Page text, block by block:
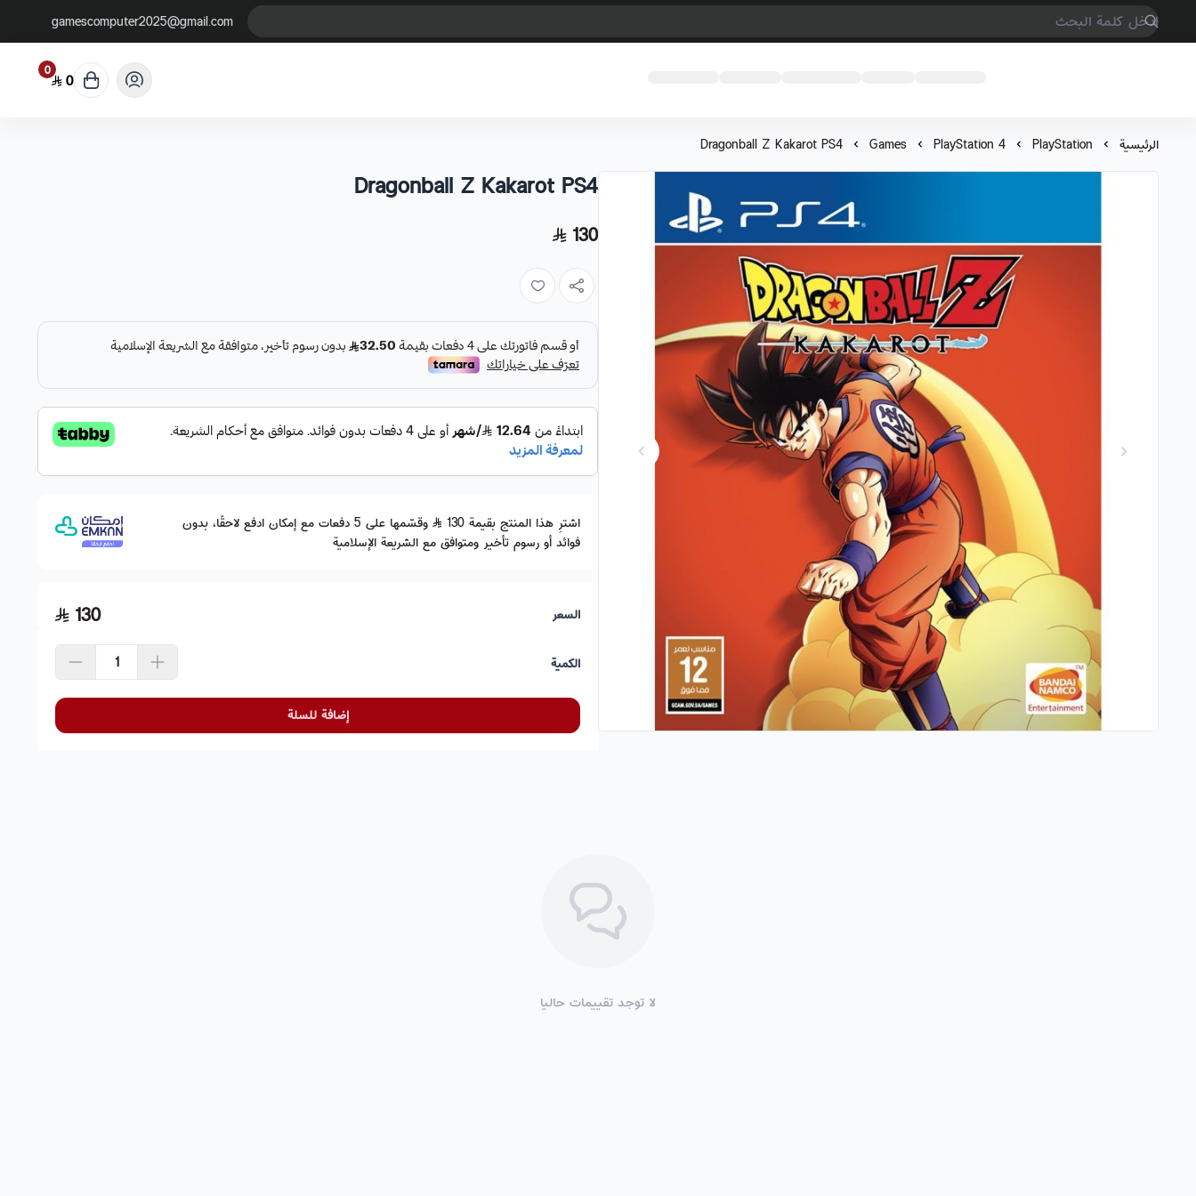
gamescomputer2025@gmail.com
0 0
الرئيسية PlayStation
PlayStation 4
Games
Dragonball Z Kakarot PS4
Dragonball Z Kakarot PS4
130
اشترِ هذا المنتج بقيمة 130
وقسّمها على 5 دفعات مع إمكان ادفع لاحقًا، بدون
فوائد أو رسوم تأخير ومتوافق مع الشريعة الإسلامية
السعر 130
الكمية
إضافة للسلة
لا توجد تقييمات حاليا